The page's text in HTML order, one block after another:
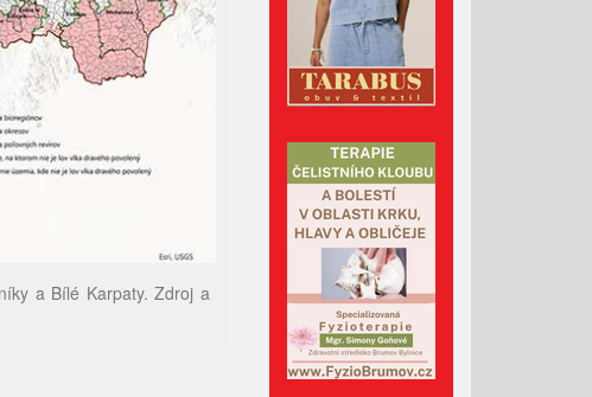
Listopad 2024
Říjen 2024
Září 2024
Červenec 2024
Červen 2024
Květen 2024
Duben 2024
Březen 2024
Únor 2024
Leden 2024
a Bílé Karpaty. Zdroj a